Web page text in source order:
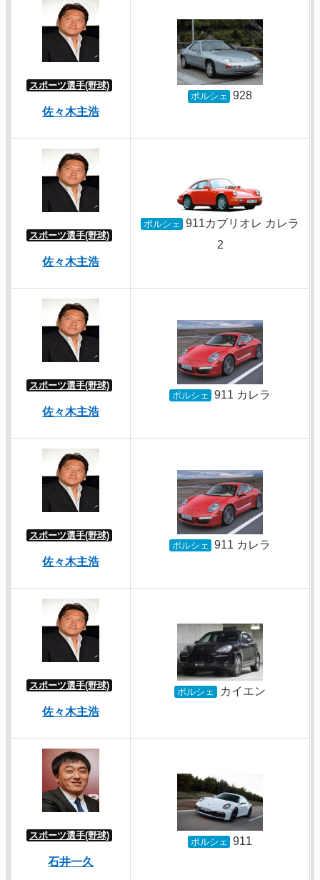
スポーツ選手(野球)
佐々木主浩
ポルシェ 928
スポーツ選手(野球)
佐々木主浩
ポルシェ 911カブリオレ カレラ
2
スポーツ選手(野球)
佐々木主浩
ポルシェ 911 カレラ
スポーツ選手(野球)
佐々木主浩
ポルシェ 911 カレラ
スポーツ選手(野球)
佐々木主浩
ポルシェ カイエン
スポーツ選手(野球)
石井一久
ポルシェ 911